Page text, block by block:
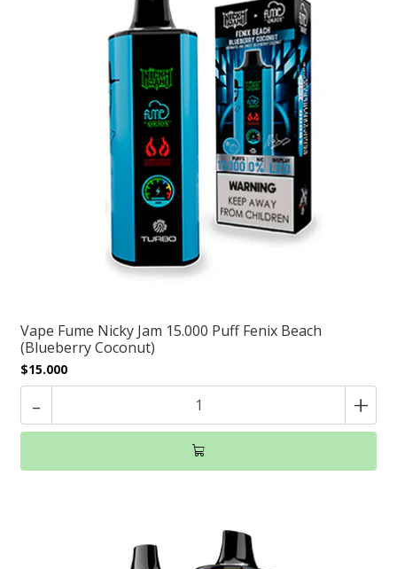
Vape Fume Nicky Jam 15.000 Puff Fenix Beach
(Blueberry Coconut)
$15.000
- +